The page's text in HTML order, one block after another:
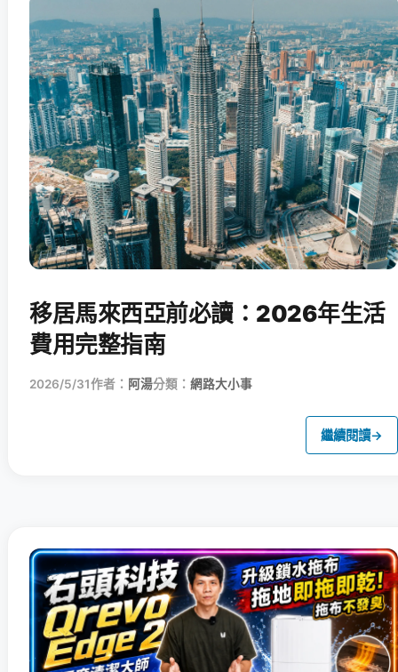
移居馬來西亞前必讀：2026年生活
費用完整指南
2026/5/31作者： 阿湯分類： 網路大小事
繼續閱讀→